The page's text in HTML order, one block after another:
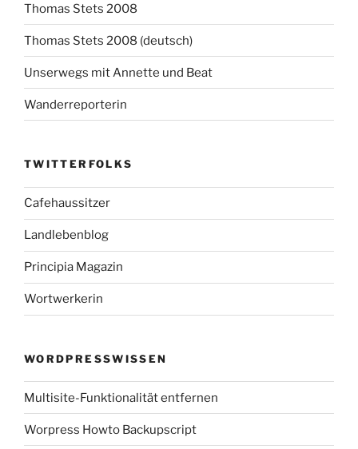
Thomas Stets 2008
Thomas Stets 2008 (deutsch)
Unserwegs mit Annette und Beat
Wanderreporterin
TWITTERFOLKS
Cafehaussitzer
Landlebenblog
Principia Magazin
Wortwerkerin
WORDPRESSWISSEN
Multisite-Funktionalität entfernen
Worpress Howto Backupscript